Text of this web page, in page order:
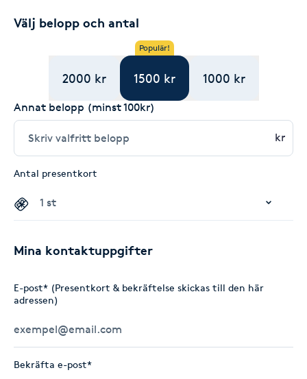
Välj belopp och antal
2000 kr
Populär!
1500 kr 1000 kr
Annat belopp (minst 100kr)
kr
Antal presentkort
Mina kontaktuppgifter
E-post* (Presentkort & bekräftelse skickas till den här
adressen)
Bekräfta e-post*